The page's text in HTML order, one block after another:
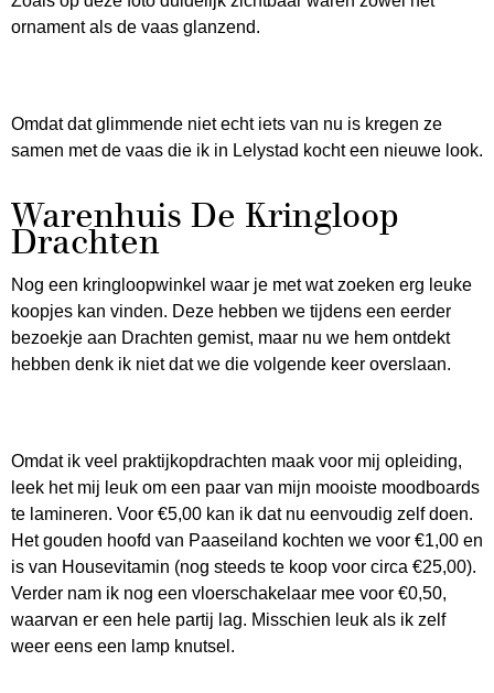
ornament als de vaas glanzend.
Omdat dat glimmende niet echt iets van nu is kregen ze
samen met de vaas die ik in Lelystad kocht een nieuwe look.
Warenhuis De Kringloop
Drachten
Nog een kringloopwinkel waar je met wat zoeken erg leuke
koopjes kan vinden. Deze hebben we tijdens een eerder
bezoekje aan Drachten gemist, maar nu we hem ontdekt
hebben denk ik niet dat we die volgende keer overslaan.
Omdat ik veel praktijkopdrachten maak voor mij opleiding,
leek het mij leuk om een paar van mijn mooiste moodboards
te lamineren. Voor €5,00 kan ik dat nu eenvoudig zelf doen.
Het gouden hoofd van Paaseiland kochten we voor €1,00 en
is van Housevitamin (nog steeds te koop voor circa €25,00).
Verder nam ik nog een vloerschakelaar mee voor €0,50,
waarvan er een hele partij lag. Misschien leuk als ik zelf
weer eens een lamp knutsel.